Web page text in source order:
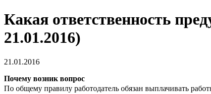
Какая ответственность
21.01.2016)
21.01.2016
Почему возник вопрос
По общему правилу работодатель обязан выплачивать